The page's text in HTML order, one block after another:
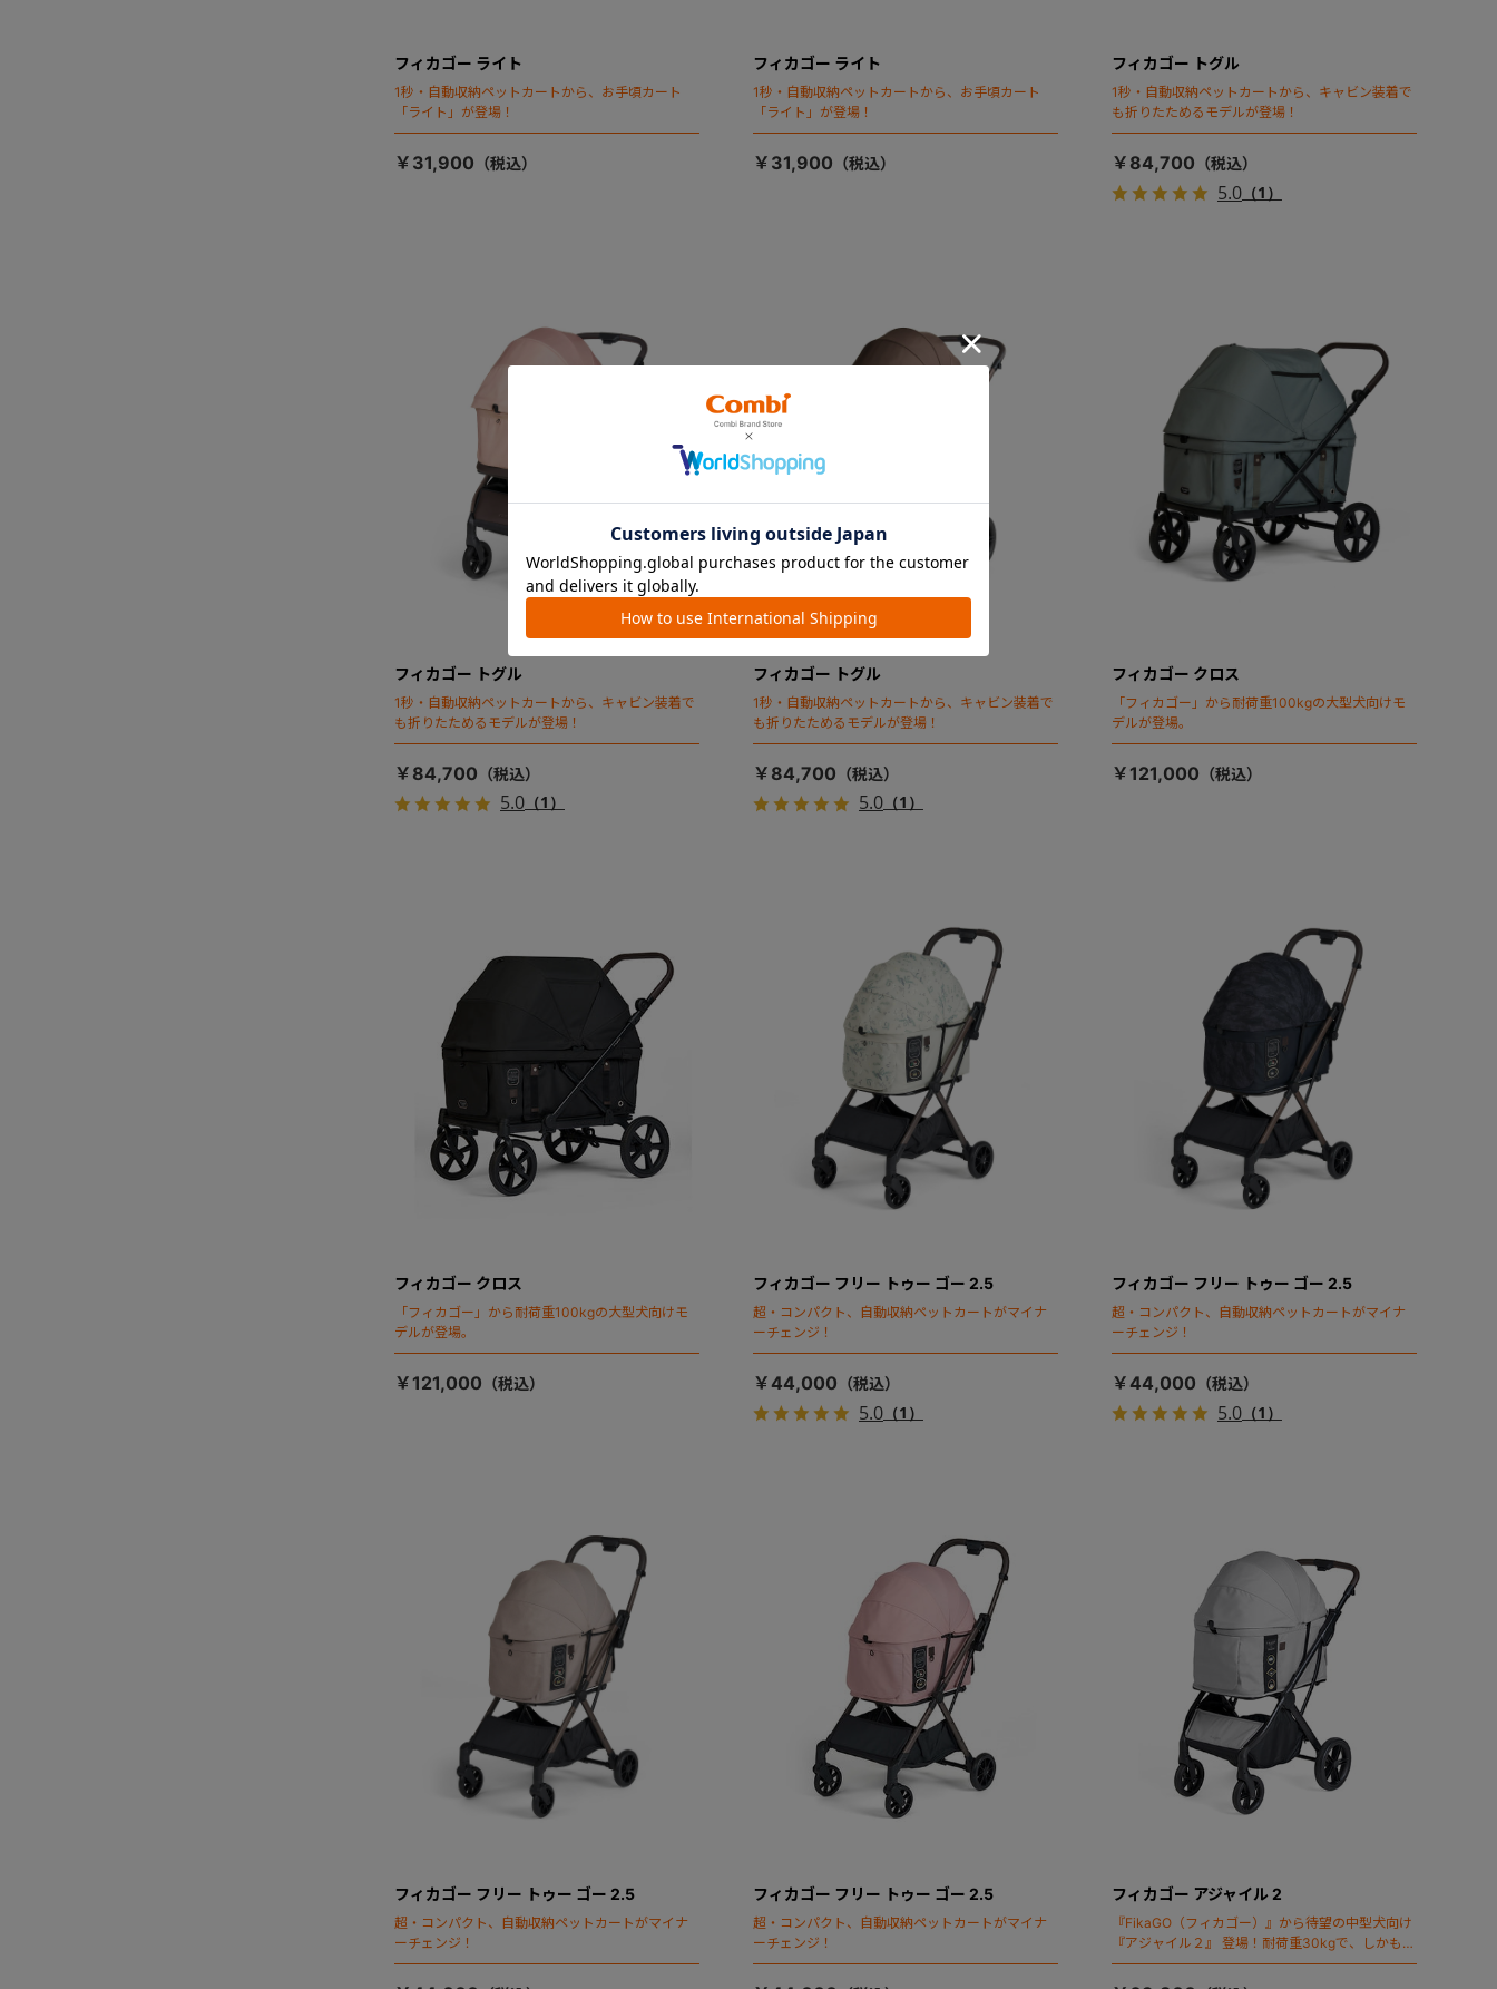
フィカゴー ライト
1秒・自動収納ペットカートから、お手頃カート
「ライト」が登場！
￥31,900
フィカゴー ライト
1秒・自動収納ペットカートから、お手頃カート
「ライト」が登場！
￥31,900
フィカゴー トグル
1秒・自動収納ペットカートから、キャビン装着で
も折りたためるモデルが登場！
￥84,700
5.0（1）
フィカゴー トグル
1秒・自動収納ペットカートから、キャビン装着で
も折りたためるモデルが登場！
￥84,700
5.0 （1）
フィカゴー トグル
1秒・自動収納ペットカートから、キャビン装着で
も折りたためるモデルが登場！
￥84,700
5.0（1）
フィカゴー クロス
「フィカゴー」から耐荷重100kgの大型犬向けモ
デルが登場。
￥121,000
フィカゴー クロス
「フィカゴー」から耐荷重100kgの大型犬向けモ
デルが登場。
￥121,000
フィカゴー フリー トゥー ゴー 2.5
超・コンパクト、自動収納ペットカートがマイナ
ーチェンジ！
￥44,000
5.0（1）
フィカゴー フリー トゥー ゴー 2.5
超・コンパクト、自動収納ペットカートがマイナ
ーチェンジ！
￥44,000
5.0（1）
フィカゴー フリー トゥー ゴー 2.5
超・コンパクト、自動収納ペットカートがマイナ
ーチェンジ！
フィカゴー フリー トゥー ゴー 2.5
超・コンパクト、自動収納ペットカートがマイナ
ーチェンジ！
フィカゴー アジャイル 2
『FikaGO（フィカゴー）』から待望の中型犬向け
『アジャイル２』 登場！耐荷重30kgで、しかも1
秒・自動収納機能搭載！！